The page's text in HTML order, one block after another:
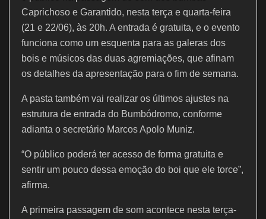
k
Caprichoso e Garantido, nesta terça e quarta-feira
(21 e 22/06), às 20h. A entrada é gratuita, e o evento
funciona como um esquenta para as galeras dos
bois e músicos das duas agremiações, que afinam
os detalhes da apresentação para o fim de semana.
A pasta também vai realizar os últimos ajustes na
estrutura de entrada do Bumbódromo, conforme
adianta o secretário Marcos Apolo Muniz.
“O público poderá ter acesso de forma gratuita e
sentir um pouco dessa emoção do boi que ele torce”,
afirma.
A primeira passagem de som acontece nesta terça-